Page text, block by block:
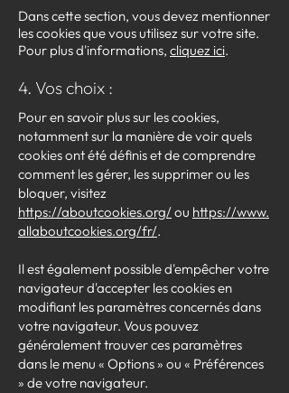
Dans cette section, vous devez mentionner
les cookies que vous utilisez sur votre site.
Pour plus d'informations, cliquez ici.
4. Vos choix :
Pour en savoir plus sur les cookies,
notamment sur la manière de voir quels
cookies ont été définis et de comprendre
comment les gérer, les supprimer ou les
bloquer, visitez
https://aboutcookies.org/ou https://www.
allaboutcookies.org/fr/.
Il est également possible d'empêcher votre
navigateur d'accepter les cookies en
modifiant les paramètres concernés dans
votre navigateur. Vous pouvez
généralement trouver ces paramètres
dans le menu « Options » ou « Préférences
» de votre navigateur.